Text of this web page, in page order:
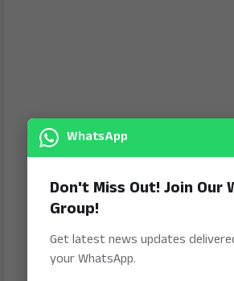
WhatsApp
Don't Miss Out! Join Our
Group!
Get latest news updates
your WhatsApp.